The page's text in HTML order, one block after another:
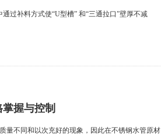
过补料方式使“U型槽” 和“三通拉口”壁厚不减
握与控制
量不同和以次充好的现象，因此在不锈钢水管原材